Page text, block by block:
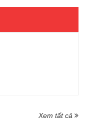
Xem tất cả